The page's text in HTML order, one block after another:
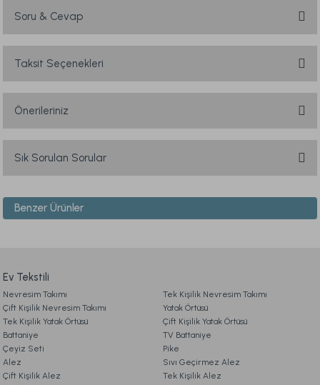
Soru & Cevap
Ürün hakkında henüz soru sorulmamış.
Taksit Seçenekleri
Önerileriniz
iletebilirsiniz.
Görüş ve önerileriniz için teşekkür ederiz.
Ürün resmi kalitesiz, bozuk veya görüntülenemiyor.
Ürün fiyatı diğer sitelerden daha pahalı.
Bu ürüne benzer farklı alternatifler olmalı.
Sık Sorulan Sorular
1. ÜYELİK
3. ÖDEME
4. KARGO & TESLİMAT
5. İADE & DEĞİŞİM
Benzer Ürünler
49.990,00 TL
Naturel Hand Made Luxury Latex Coco Baby Yatak 70 x 140 cm
Ev Tekstili
Nevresim Takımı
Tek Kişilik Nevresim Takımı
Çift Kişilik Nevresim Takımı
Yatak Örtüsü
Tek Kişilik Yatak Örtüsü
Çift Kişilik Yatak Örtüsü
Battaniye
TV Battaniye
Çeyiz Seti
Pike
Alez
Sıvı Geçirmez Alez
Çift Kişilik Alez
Tek Kişilik Alez